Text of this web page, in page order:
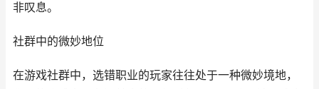
非叹息。
社群中的微妙地位
在游戏社群中，选错职业的玩家往往处于一种微妙境地，